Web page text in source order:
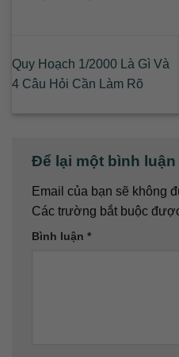
Quy Hoạch 1/2000 Là Gì Và
4 Câu Hỏi Cần Làm Rõ
Để lại một bình luận
Email của bạn sẽ không
Các trường bắt buộc
Bình luận *